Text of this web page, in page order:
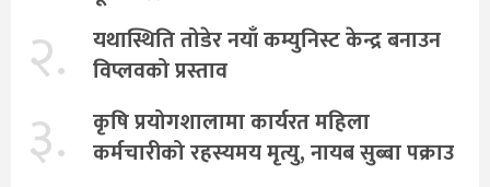
२.
यथास्थिति तोडेर नयाँ कम्युनिस्ट केन्द्र बनाउन
विप्लवको प्रस्ताव
३.
कृषि प्रयोगशालामा कार्यरत महिला
कर्मचारीको रहस्यमय मृत्यु, नायब सुब्बा पक्राउ